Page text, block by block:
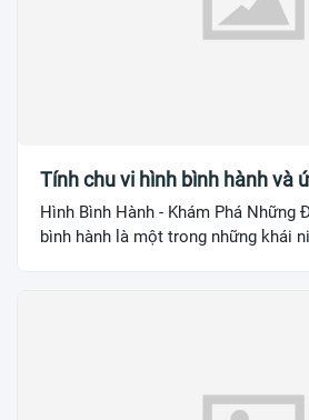
Tính chu vi hình bình hành và
Hình Bình Hành - Khám Phá Những
bình hành là một trong những khái